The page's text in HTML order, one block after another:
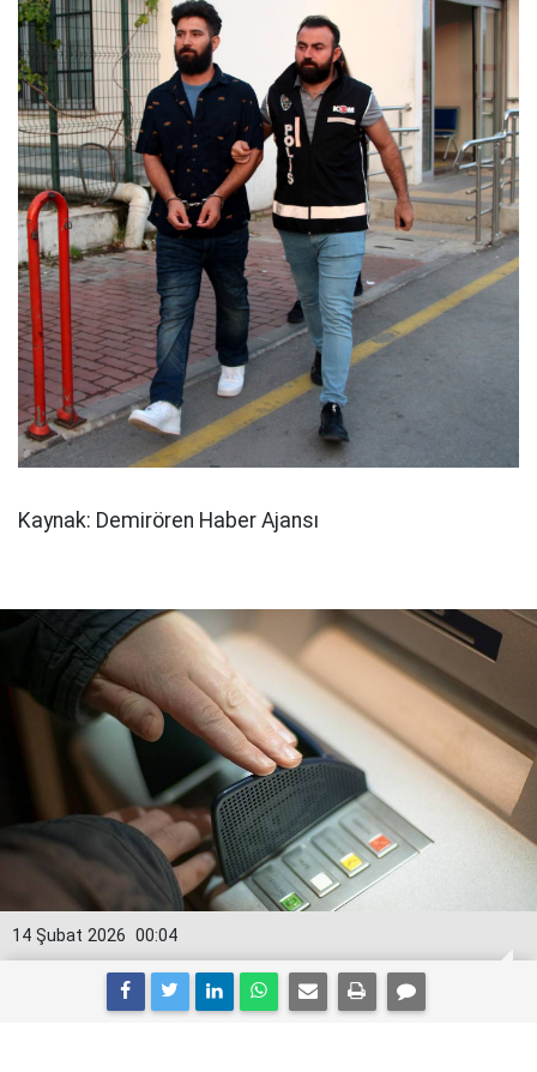
Kaynak: Demirören Haber Ajansı
00:04
14 Şubat 2026